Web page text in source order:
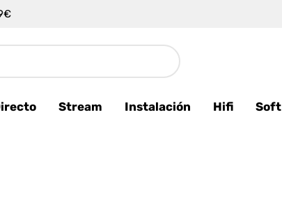
Stream Instalación Hifi Soft